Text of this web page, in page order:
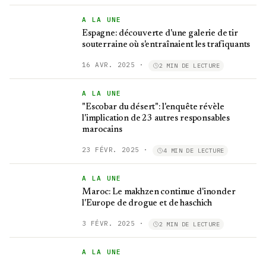
A LA UNE
Espagne: découverte d'une galerie de tir
souterraine où s'entraînaient les trafiquants
16 AVR. 2025 · 2 MIN DE LECTURE
A LA UNE
"Escobar du désert": l'enquête révèle
l'implication de 23 autres responsables
marocains
23 FÉVR. 2025 · 4 MIN DE LECTURE
A LA UNE
Maroc: Le makhzen continue d'inonder
l'Europe de drogue et de haschich
3 FÉVR. 2025 · 2 MIN DE LECTURE
A LA UNE